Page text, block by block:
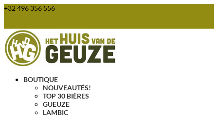
+32 496 356 556
BOUTIQUE
NOUVEAUTÉS!
TOP 30 BIÈRES
GUEUZE
LAMBIC